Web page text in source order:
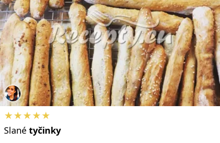
★★★★★
Slané tyčinky